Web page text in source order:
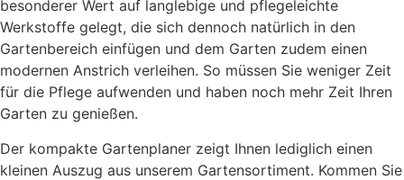
besonderer Wert auf langlebige und pflegeleichte
Werkstoffe gelegt, die sich dennoch natürlich in den
Gartenbereich einfügen und dem Garten zudem einen
modernen Anstrich verleihen. So müssen Sie weniger Zeit
für die Pflege aufwenden und haben noch mehr Zeit Ihren
Garten zu genießen.
Der kompakte Gartenplaner zeigt Ihnen lediglich einen
kleinen Auszug aus unserem Gartensortiment. Kommen Sie